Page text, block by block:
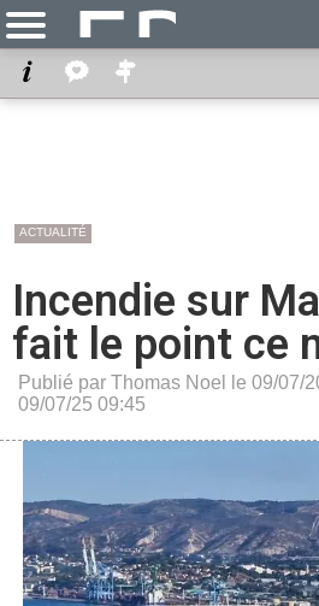
ACTUALITÉ
Incendie sur
fait le point ce
Publié par Thomas Noel le 09/07/
09/07/25 09:45